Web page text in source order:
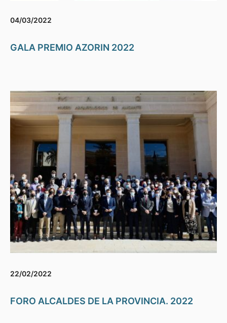
04/03/2022
GALA PREMIO AZORIN 2022
22/02/2022
FORO ALCALDES DE LA PROVINCIA. 2022